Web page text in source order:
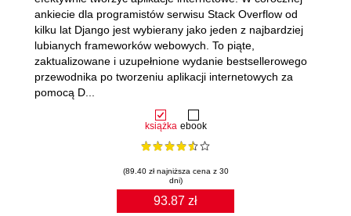
książka ebook
(89.40 zł najniższa cena z 30
dni)
93.87 zł
ankiecie dla programistów serwisu Stack Overflow od
kilku lat Django jest wybierany jako jeden z najbardziej
lubianych frameworków webowych. To piąte,
zaktualizowane i uzupełnione wydanie bestsellerowego
przewodnika po tworzeniu aplikacji internetowych za
pomocą D...